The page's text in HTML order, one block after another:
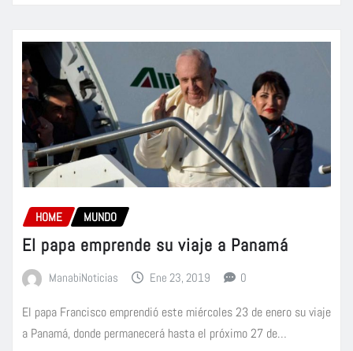
HOME MUNDO
El papa emprende su viaje a Panamá
ManabiNoticias Ene 23, 2019 0
El papa Francisco emprendió este miércoles 23 de enero su viaje
a Panamá, donde permanecerá hasta el próximo 27 de…